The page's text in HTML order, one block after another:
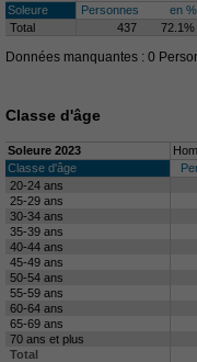
Soleure
Personnes en %
Total
437 72.1%
Données manquantes : 0
Classe d'âge
Soleure 2023
Classe d'âge
20-24 ans
25-29 ans
30-34 ans
35-39 ans
40-44 ans
45-49 ans
50-54 ans
55-59 ans
60-64 ans
65-69 ans
70 ans et plus
Total